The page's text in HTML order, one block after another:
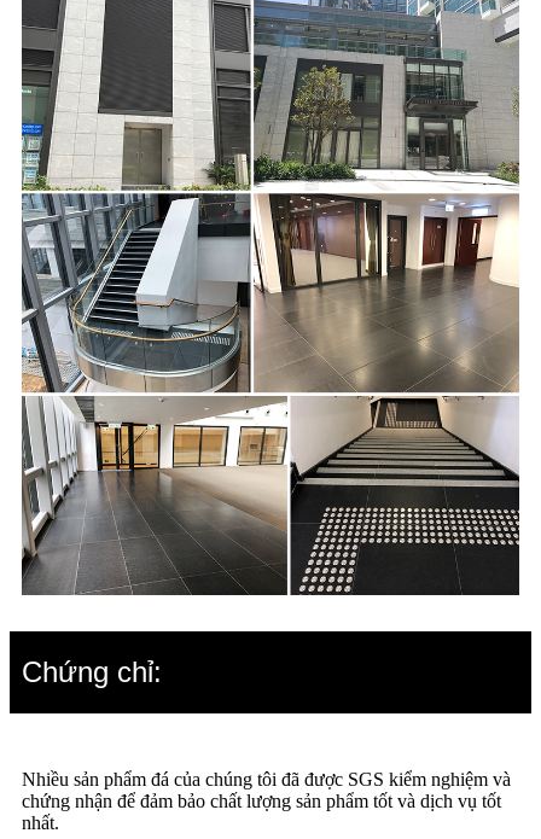
Chứng chỉ:
Nhiều sản phẩm đá của chúng tôi đã được SGS kiểm nghiệm và
chứng nhận để đảm bảo chất lượng sản phẩm tốt và dịch vụ tốt
nhất.